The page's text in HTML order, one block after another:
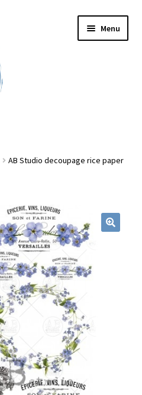
Menu
AB Studio decoupage rice paper